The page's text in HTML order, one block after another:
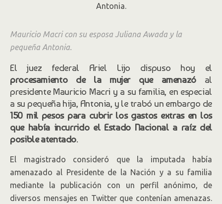
Mauricio Macri con su esposa Juliana Awada y la
pequeña Antonia.
El juez federal Ariel Lijo dispuso hoy el
procesamiento de la mujer que amenazóal
presidente Mauricio Macri y a su familia, en especial
a su pequeña hija, Antonia, y le trabó un embargo de
150 mil pesos para cubrir los gastos extras en los
que había incurrido el Estado Nacional a raíz del
posible atentado.
El magistrado consideró que la imputada había
amenazado al Presidente de la Nación y a su familia
mediante la publicación con un perfil anónimo, de
diversos mensajes en Twitter que contenían amenazas.